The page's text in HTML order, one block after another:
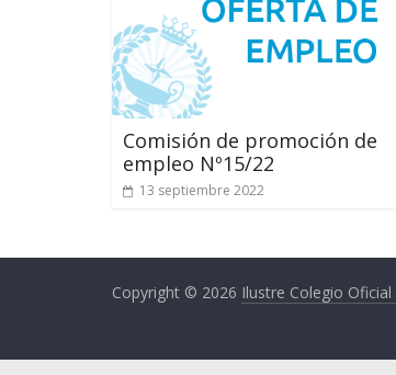
Químicos
–
Huelva
Comisión de promoción de
empleo Nº15/22
13 septiembre 2022
Copyright © 2026 Ilustre Colegio